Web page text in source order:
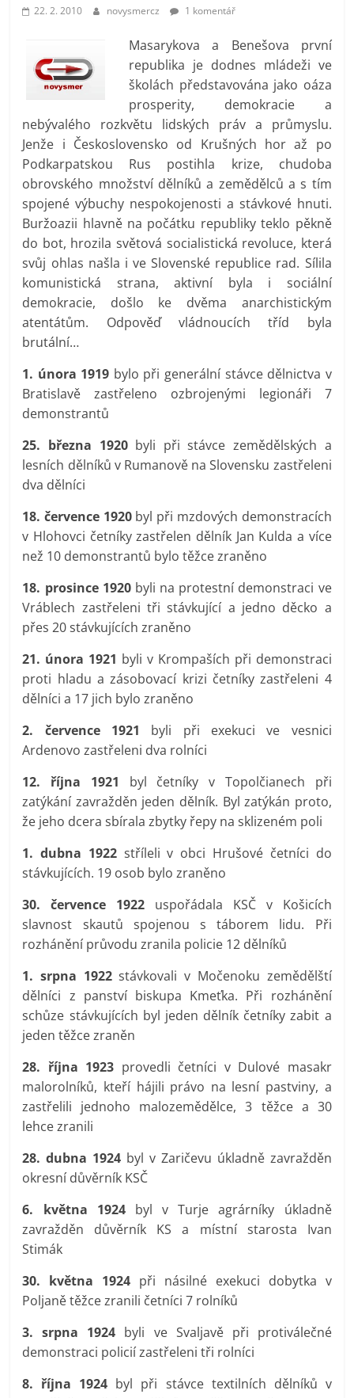
prospívá?
22. 2. 2010 novysmercz 1 komentář
Masarykova a Benešova první
republika je dodnes mládeži ve
školách představována jako oáza
prosperity, demokracie a
nebývalého rozkvětu lidských práv a průmyslu.
Jenže i Československo od Krušných hor až po
Podkarpatskou Rus postihla krize, chudoba
obrovského množství dělníků a zemědělců a s tím
spojené výbuchy nespokojenosti a stávkové hnuti.
Buržoazii hlavně na počátku republiky teklo pěkně
do bot, hrozila světová socialistická revoluce, která
svůj ohlas našla i ve Slovenské republice rad. Sílila
komunistická strana, aktivní byla i sociální
demokracie, došlo ke dvěma anarchistickým
atentátům. Odpověď vládnoucích tříd byla
brutální…
1. února 1919 bylo při generální stávce dělnictva v
Bratislavě zastřeleno ozbrojenými legionáři 7
demonstrantů
25. března 1920byli při stávce zemědělských a
lesních dělníků v Rumanově na Slovensku zastřeleni
dva dělníci
18. července 1920byl při mzdových demonstracích
v Hlohovci četníky zastřelen dělník Jan Kulda a více
než 10 demonstrantů bylo těžce zraněno
18. prosince 1920byli na protestní demonstraci ve
Vráblech zastřeleni tři stávkující a jedno děcko a
přes 20 stávkujících zraněno
21. února 1921 byli v Krompaších při demonstraci
proti hladu a zásobovací krizi četníky zastřeleni 4
dělníci a 17 jich bylo zraněno
2. července 1921 byli při exekuci ve vesnici
Ardenovo zastřeleni dva rolníci
12. října 1921 byl četníky v Topolčianech při
zatýkání zavražděn jeden dělník. Byl zatýkán proto,
že jeho dcera sbírala zbytky řepy na sklizeném poli
1. dubna 1922stříleli v obci Hrušové četníci do
stávkujících. 19 osob bylo zraněno
30. července 1922 uspořádala KSČ v Košicích
slavnost skautů spojenou s táborem lidu. Při
rozhánění průvodu zranila policie 12 dělníků
1. srpna 1922stávkovali v Močenoku zemědělští
dělníci z panství biskupa Kmeťka. Při rozhánění
schůze stávkujících byl jeden dělník četníky zabit a
jeden těžce zraněn
28. října 1923 provedli četníci v Dulové masakr
malorolníků, kteří hájili právo na lesní pastviny, a
zastřelili jednoho malozemědělce, 3 těžce a 30
lehce zranili
28. dubna 1924 byl v Zaričevu úkladně zavražděn
okresní důvěrník KSČ
6. května 1924byl v Turje agrárníky úkladně
zavražděn důvěrník KS a místní starosta Ivan
Stimák
30. května 1924 při násilné exekuci dobytka v
Poljaně těžce zranili četníci 7 rolníků
3. srpna 1924 byli ve Svaljavě při protiválečné
demonstraci policií zastřeleni tři rolníci
8. října 1924 byl při stávce textilních dělníků v